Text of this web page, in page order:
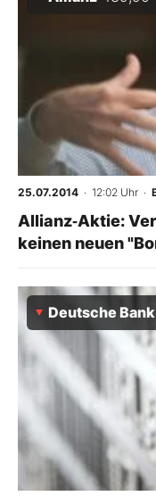
25.07.2014 · 12:02 Uhr ·
Allianz‑Aktie:
keinen neuen
Deutsche Bank